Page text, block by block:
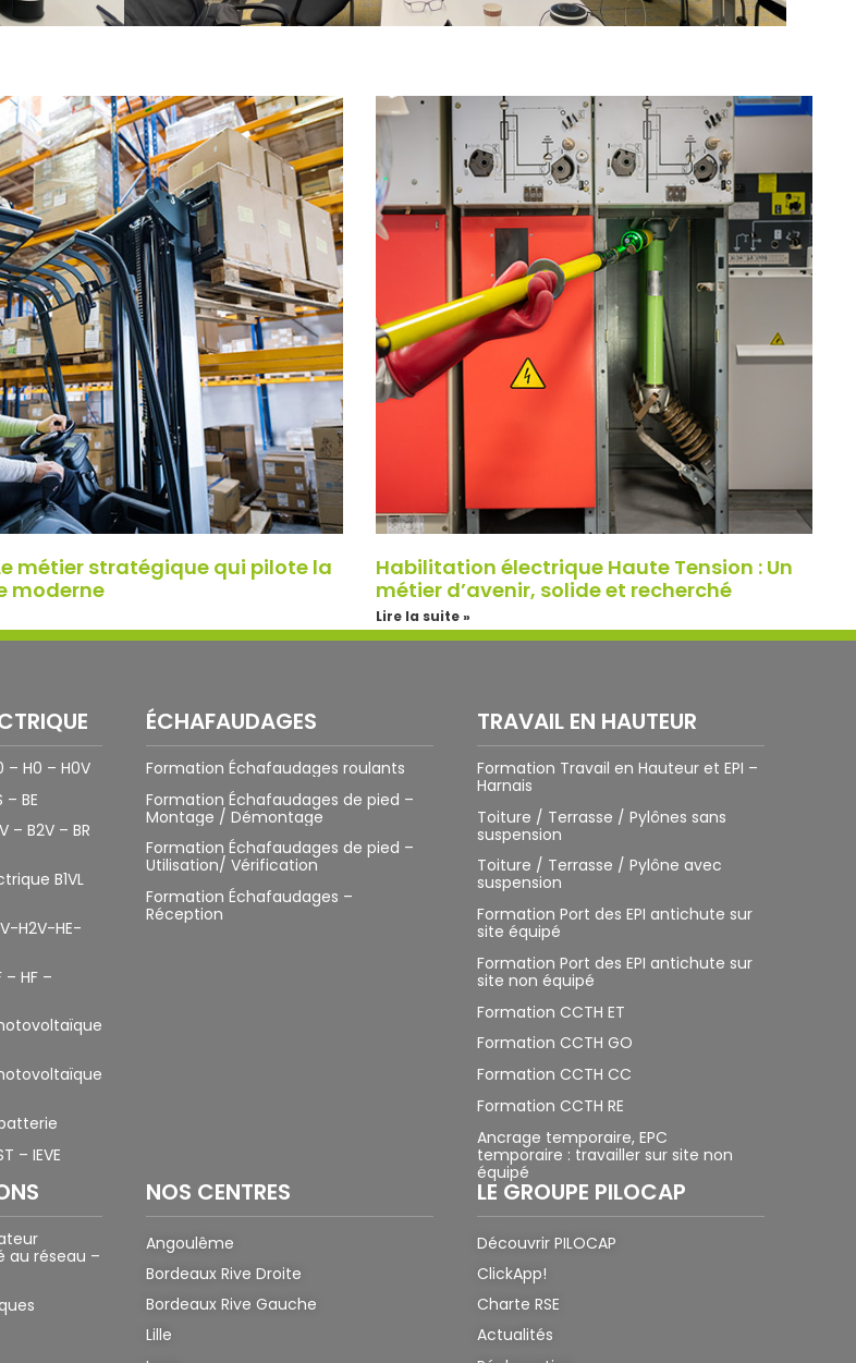
métier stratégique qui pilote la
moderne
Habilitation électrique Haute Tension : Un
métier d’avenir, solide et recherché
Lire la suite »
H0 – H0V
BE
– B2V – BR
B1VL
H2V-HE-
HF –
– IEVE
ÉCHAFAUDAGES
Formation Échafaudages roulants
Formation Échafaudages de pied –
Montage / Démontage
Formation Échafaudages de pied –
Utilisation/ Vérification
Formation Échafaudages –
Réception
TRAVAIL EN HAUTEUR
Formation Travail en Hauteur et EPI –
Harnais
Toiture / Terrasse / Pylônes sans
suspension
Toiture / Terrasse / Pylône avec
suspension
Formation Port des EPI antichute sur
site équipé
Formation Port des EPI antichute sur
site non équipé
Formation CCTH ET
Formation CCTH GO
Formation CCTH CC
Formation CCTH RE
Ancrage temporaire, EPC
temporaire : travailler sur site non
équipé
au réseau –
NOS CENTRES
Angoulême
Bordeaux Rive Droite
Bordeaux Rive Gauche
Lille
LE GROUPE PILOCAP
Découvrir PILOCAP
ClickApp!
Charte RSE
Actualités